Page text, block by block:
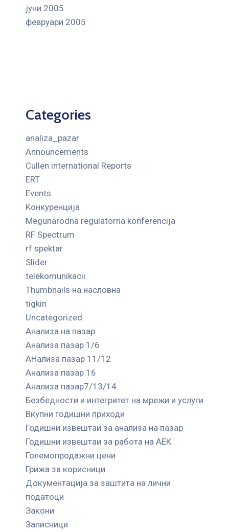
јуни 2005
февруари 2005
Categories
analiza_pazar
Announcements
Cullen international Reports
ERT
Events
Kонкуренција
Megunarodna regulatorna konferencija
RF Spectrum
rf spektar
Slider
telekomunikacii
Thumbnails на насловна
tigkin
Uncategorized
Анализа на пазар
Анализа пазар 1/6
АНализа пазар 11/12
Анализа пазар 16
Анализа пазар7/13/14
Безбедности и интегритет на мрежи и услуги
Вкупни годишни приходи
Годишни извештаи за анализа на пазар
Годишни извештаи за работа на АЕК
Големопродажни цени
Грижа за корисници
Документација за заштита на лични
податоци
Закони
Записници